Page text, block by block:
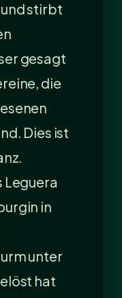
stirbt
gesagt
die
Dies ist
Leguera
in
unter
hat